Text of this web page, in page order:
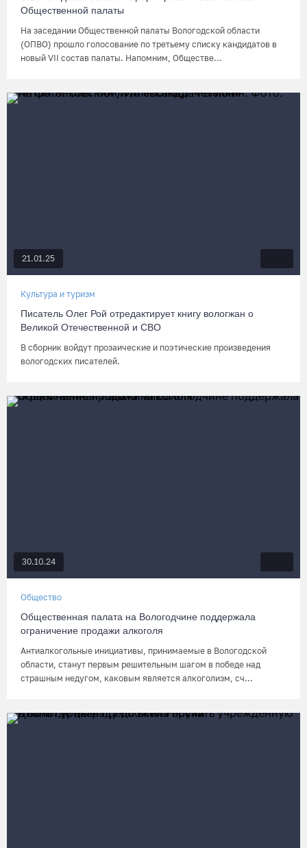
Общественной палаты
На заседании Общественной палаты Вологодской области
(ОПВО) прошло голосование по третьему списку кандидатов в
новый VII состав палаты. Напомним, Обществе...
21.01.25
Культура и туризм
Писатель Олег Рой отредактирует книгу вологжан о
Великой Отечественной и СВО
В сборник войдут прозаические и поэтические произведения
вологодских писателей.
30.10.24
Общество
Общественная палата на Вологодчине поддержала
ограничение продажи алкоголя
Антиалкогольные инициативы, принимаемые в Вологодской
области, станут первым решительным шагом в победе над
страшным недугом, каковым является алкоголизм, сч...